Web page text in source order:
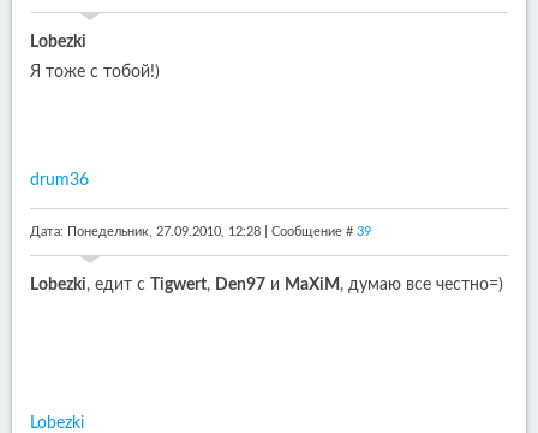
Lobezki
Я тоже с тобой!)
drum36
Дата: Понедельник, 27.09.2010, 12:28 | Сообщение # 39
Lobezki, едит с Tigwert, Den97 и MaXiM , думаю все честно=)
Lobezki